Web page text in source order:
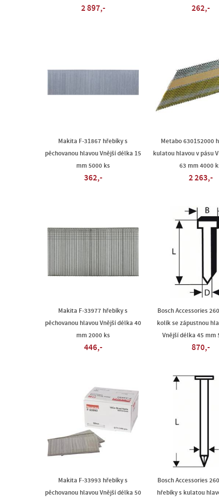
2 897,- 262,-
Makita F-31867 hřebíky s
pěchovanou hlavou Vnější délka 15
mm 5000 ks
362,-
Metabo 630152000
kulatou hlavou v pásu
63 mm 4000
2 263,-
Makita F-33977 hřebíky s
pěchovanou hlavou Vnější délka 40
mm 2000 ks
446,-
Bosch Accessories
kolík se zápustnou
Vnější délka 45 mm
870,-
Makita F-33993 hřebíky s
pěchovanou hlavou Vnější délka 50
Bosch Accessories
hřebíky s kulatou